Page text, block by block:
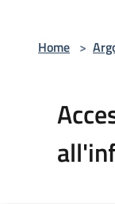
Home >